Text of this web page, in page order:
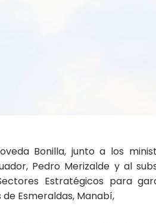
Bonilla, junto a los
Pedro Merizalde y al
Estratégicos para
Esmeraldas, Manabí,